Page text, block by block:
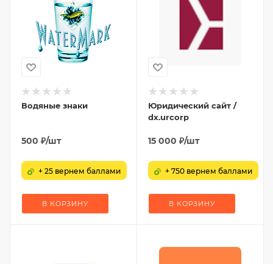
Водяные знаки
500 ₽/шт
+ 25 вернем баллами
В КОРЗИНУ
Юридический сайт /
dx.urcorp
15 000 ₽/шт
+ 750 вернем баллами
В КОРЗИНУ